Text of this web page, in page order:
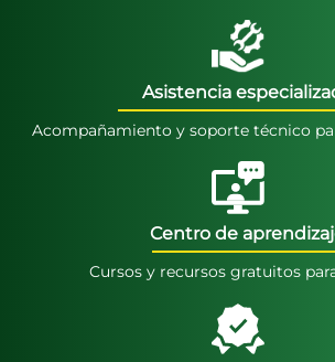
Asistencia
Acompañamiento y soporte técnico
Centro de
Cursos y recursos gratuitos